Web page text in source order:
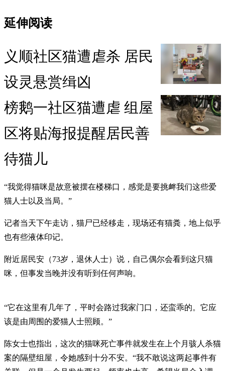
延伸阅读
义顺社区猫遭虐杀 居民
设灵悬赏缉凶
榜鹅一社区猫遭虐 组屋
区将贴海报提醒居民善
待猫儿
“我觉得猫咪是故意被摆在楼梯口，感觉是要挑衅我们这些爱
猫人士以及当局。”
记者当天下午走访，猫尸已经移走，现场还有猫粪，地上似乎
也有些液体印记。
附近居民安（73岁，退休人士）说，自己偶尔会看到这只猫
咪，但事发当晚并没有听到任何声响。
“它在这里有几年了，平时会路过我家门口，还蛮乖的。它应
该是由周围的爱猫人士照顾。”
陈女士也指出，这次的猫咪死亡事件就发生在上个月骇人杀猫
案的隔壁组屋，令她感到十分不安。“我不敢说这两起事件有